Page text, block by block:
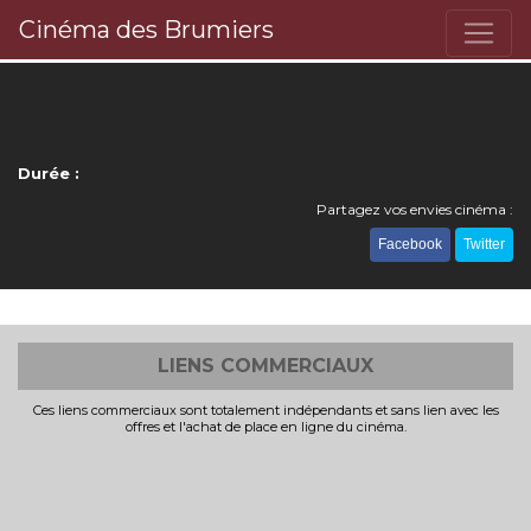
Cinéma des Brumiers
Durée :
Partagez vos envies cinéma :
Facebook Twitter
LIENS COMMERCIAUX
Ces liens commerciaux sont totalement indépendants et sans lien avec les
offres et l'achat de place en ligne du cinéma.